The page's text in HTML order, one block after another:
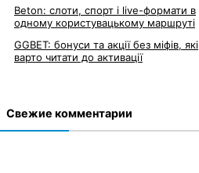
Beton: слоти, спорт і live-формати в
одному користувацькому маршруті
GGBET: бонуси та акції без міфів, які
варто читати до активації
Свежие комментарии